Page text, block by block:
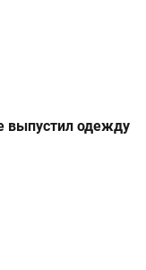
выпустил одежду